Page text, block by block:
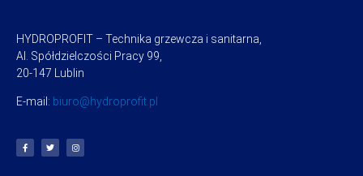
HYDROPROFIT – Technika grzewcza i sanitarna,
Al. Spółdzielczości Pracy 99,
20-147 Lublin
E-mail: biuro@hydroprofit.pl